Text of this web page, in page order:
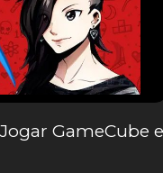
GameCube e